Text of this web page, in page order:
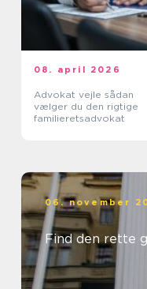
08. april 2026
Advokat vejle sådan
vælger du den rigtige
familieretsadvokat
06. november
Find den rette